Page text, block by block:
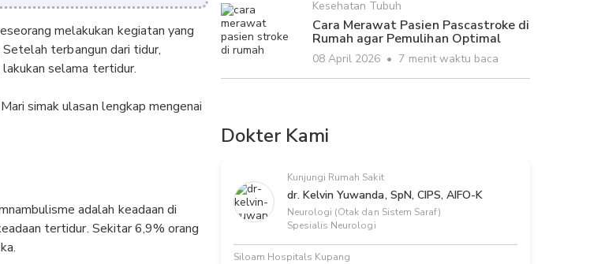
melakukan kegiatan yang
terbangun dari tidur,
selama tertidur.
simak ulasan lengkap mengenai
adalah keadaan di
tertidur. Sekitar 6,9% orang
Kesehatan Tubuh
Cara Merawat Pasien Pascastroke di
Rumah agar Pemulihan Optimal
08 April 2026 • 7 menit waktu baca
Dokter Kami
Kunjungi Rumah Sakit
dr. Kelvin Yuwanda, SpN, CIPS, AIFO-K
Neurologi (Otak dan Sistem Saraf)
Spesialis Neurologi
Siloam Hospitals Kupang